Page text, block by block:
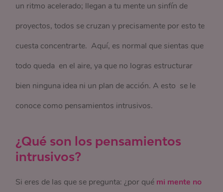
un ritmo acelerado; llegan a tu mente un sinfín de
proyectos, todos se cruzan y precisamente por esto te
cuesta concentrarte. Aquí, es normal que sientas que
todo queda en el aire, ya que no logras estructurar
bien ninguna idea ni un plan de acción. A esto se le
conoce como pensamientos intrusivos.
¿Qué son los pensamientos
intrusivos?
Si eres de las que se pregunta: ¿por qué mi mente no